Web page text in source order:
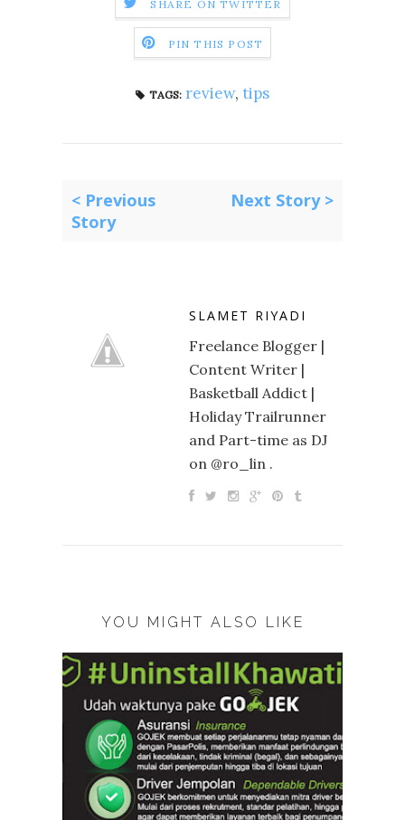
SHARE ON TWITTER
PIN THIS POST
TAGS: review, tips
< Previous
Story
Next Story >
SLAMET RIYADI
Freelance Blogger |
Content Writer |
Basketball Addict |
Holiday Trailrunner
and Part-time as DJ
on @ro_lin .
YOU MIGHT ALSO LIKE